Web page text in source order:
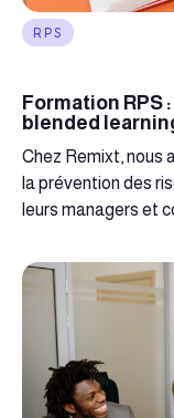
RPS
Formation RPS
blended
Chez Remixt, nous
la prévention des
leurs managers et